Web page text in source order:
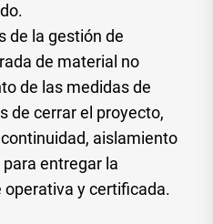
de la gestión de
de material no
de las medidas de
de cerrar el proyecto,
aislamiento
entregar la
y certificada.